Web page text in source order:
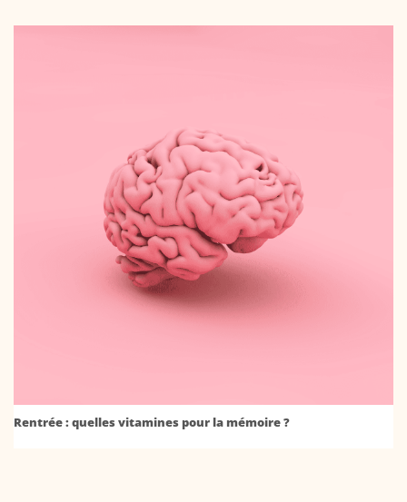
Rentrée : quelles vitamines pour la mémoire ?